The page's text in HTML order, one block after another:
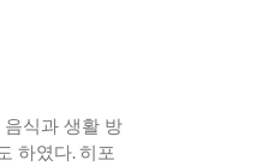
식과 생활 방
하였다.히포